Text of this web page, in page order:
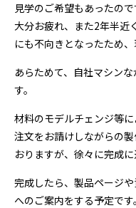
見学のご希望もあったの
大分お疲れ、また2年半近
にも不向きとなったため、
あらためて、自社マシン
す。
材料のモデルチェンジ等
注文をお請けしながらの
おりますが、徐々に完成に
完成したら、製品ページ
へのご案内をする予定です。